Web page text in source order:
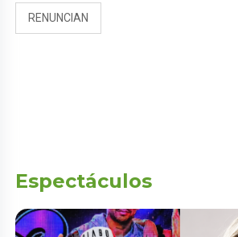
RENUNCIAN
Espectáculos